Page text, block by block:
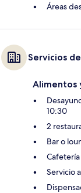
Áreas
Servicios
Alimentos
10:30
2
Bar o
Cafetería
Servicio